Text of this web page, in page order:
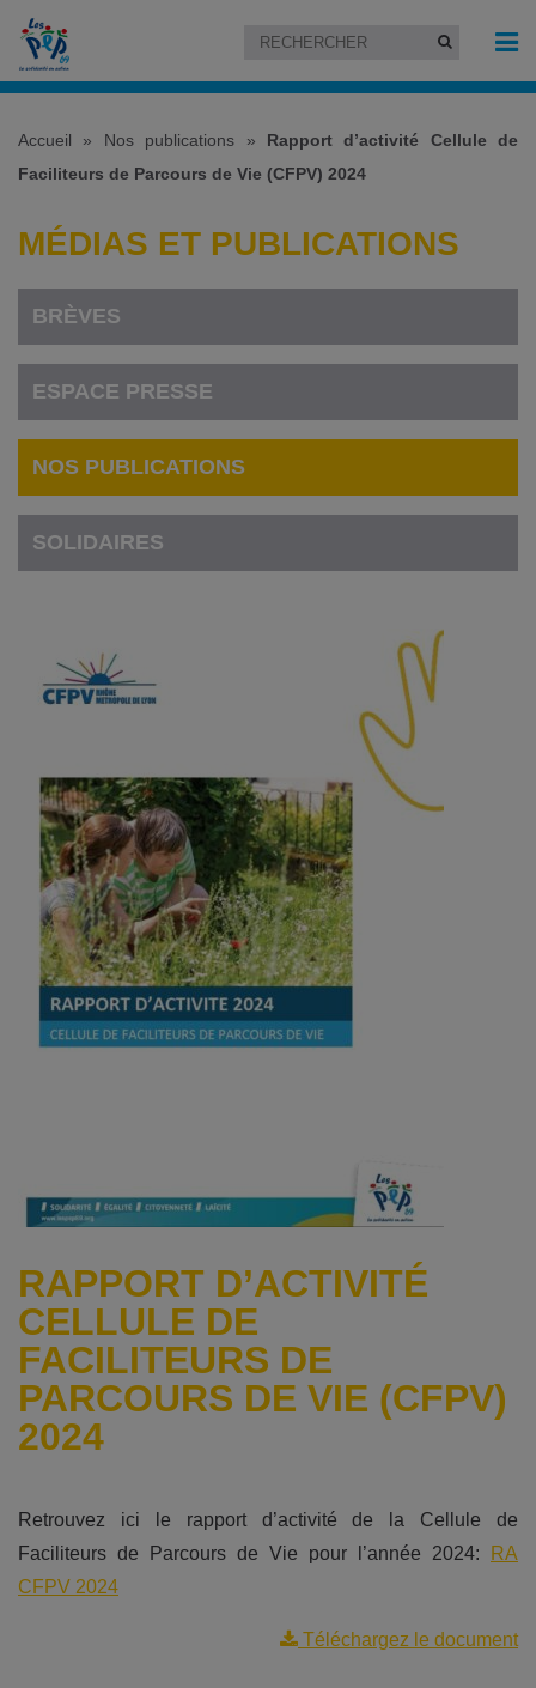
Accueil » Nos publications » Rapport d’activité Cellule de
Faciliteurs de Parcours de Vie (CFPV) 2024
MÉDIAS ET PUBLICATIONS
BRÈVES
ESPACE PRESSE
NOS PUBLICATIONS
SOLIDAIRES
RAPPORT D’ACTIVITÉ
CELLULE DE
FACILITEURS DE
PARCOURS DE VIE (CFPV)
2024
Retrouvez ici le rapport d’activité de la Cellule de
Faciliteurs de Parcours de Vie pour l’année 2024:
RA
CFPV 2024
Téléchargez le document